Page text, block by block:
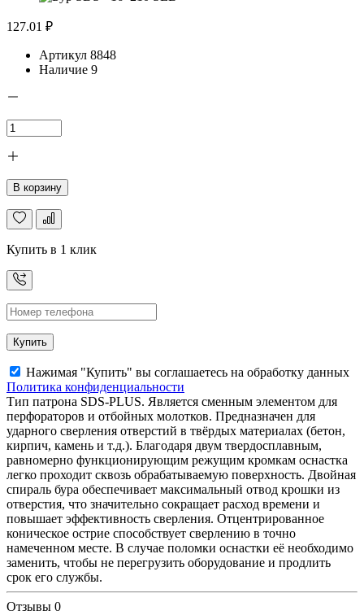
127.01 ₽
Артикул 8848
Наличие 9
В корзину
Купить в 1 клик
Купить
Нажимая "Купить" вы соглашаетесь на обработку данных
Политика конфиденциальности
Тип патрона SDS-PLUS. Является сменным элементом для
перфораторов и отбойных молотков. Предназначен для
ударного сверления отверстий в твёрдых материалах (бетон,
кирпич, камень и т.д.). Благодаря двум твердосплавным,
равномерно функционирующим режущим кромкам оснастка
легко проходит сквозь обрабатываемую поверхность. Двойная
спираль бура обеспечивает максимальный отвод крошки из
отверстия, что значительно сокращает расход времени и
повышает эффективность сверления. Отцентрированное
коническое острие способствует сверлению в точно
намеченном месте. В случае поломки оснастки её необходимо
заменить, чтобы не перегрузить оборудование и продлить
срок его службы.
Отзывы 0